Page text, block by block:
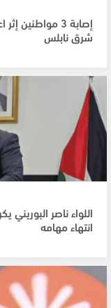
إصابة 3
شرق نابلس
اللواء ناصر
انتهاء مهامه